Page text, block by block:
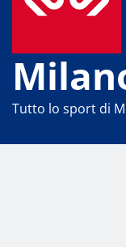
Tutto lo sport di